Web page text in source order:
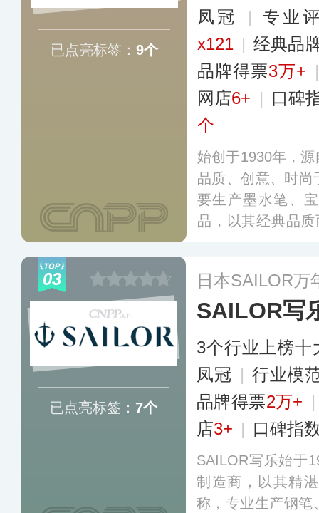
已点亮标签： 9个
凤冠
|
专业
x121 | 经典品
品牌得票3万+
网店6+ | 口碑
个
始创于1930年，
品质、创意、时
要生产墨水笔、
品，以其经典品
LAMY 2000系列
03
已点亮标签： 7个
日本SAILOR万
SAILOR写
3个行业上榜十
凤冠 | 行业模
品牌得票2万+
店3+ | 口碑指
SAILOR写乐始于
制造商，以其精
称，专业生产钢笔